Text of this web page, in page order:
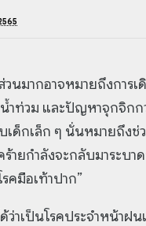
มากอาจหมายถึงการเ
ำท่วม และปัญหาจุกจิก
ด็กเล็ก ๆ นั่นหมายถึงช่ว
ายกำลังจะกลับมาระบา
คมือเท้าปาก”
ว่าเป็นโรคประจำหน้าฝน